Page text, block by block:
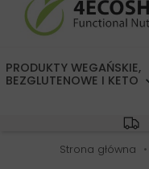
PRODUKTY WEGAŃSKIE,
BEZGLUTENOWE I KETO
Strona główna